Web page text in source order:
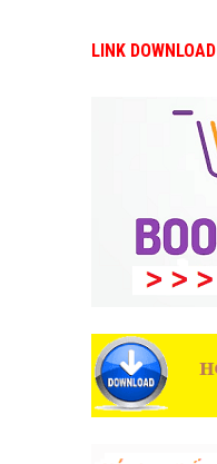
LINK DOWNLOAD